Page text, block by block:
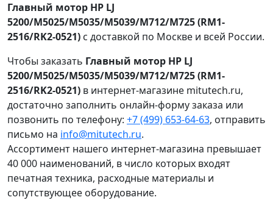
Главный мотор HP LJ
5200/M5025/M5035/M5039/M712/M725 (RM1-
2516/RK2-0521) с доставкой по Москве и всей России.
Чтобы заказать Главный мотор HP LJ
5200/M5025/M5035/M5039/M712/M725 (RM1-
2516/RK2-0521) в интернет-магазине mitutech.ru,
достаточно заполнить онлайн-форму заказа или
позвонить по телефону: +7 (499) 653-64-63, отправить
письмо на info@mitutech.ru.
Ассортимент нашего интернет-магазина превышает
40 000 наименований, в число которых входят
печатная техника, расходные материалы и
сопутствующее оборудование.